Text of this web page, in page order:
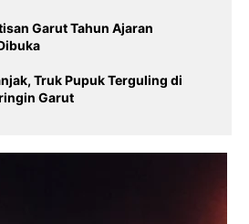
Garut Tahun Ajaran
Truk Pupuk Terguling di
Garut